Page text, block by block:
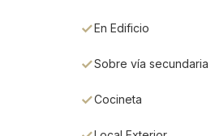
En Edificio
Sobre vía secundaria
Cocineta